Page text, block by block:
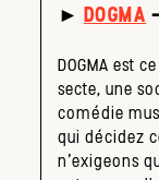
► DOGMA
DOGMA est
secte, une
comédie
qui décidez
n’exigeons